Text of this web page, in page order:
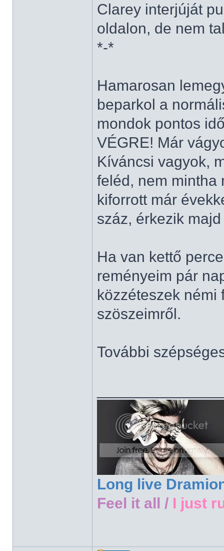
Clarey interjúját
oldalon, de nem
*-*
Hamarosan
beparkol a
mondok pontos
VÉGRE! Már
Kíváncsi vagyok,
feléd, nem mintha
kiforrott már
száz, érkezik
Ha van kettő
reményeim pár
közzéteszek némi
szöszeimről.
További
Long live
Feel it all / I just